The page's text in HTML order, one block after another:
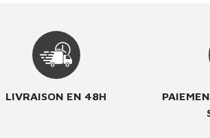
LIVRAISON EN 48H